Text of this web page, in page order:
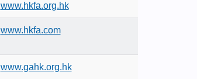
www.hkfa.org.hk
www.hkfa.com
www.gahk.org.hk